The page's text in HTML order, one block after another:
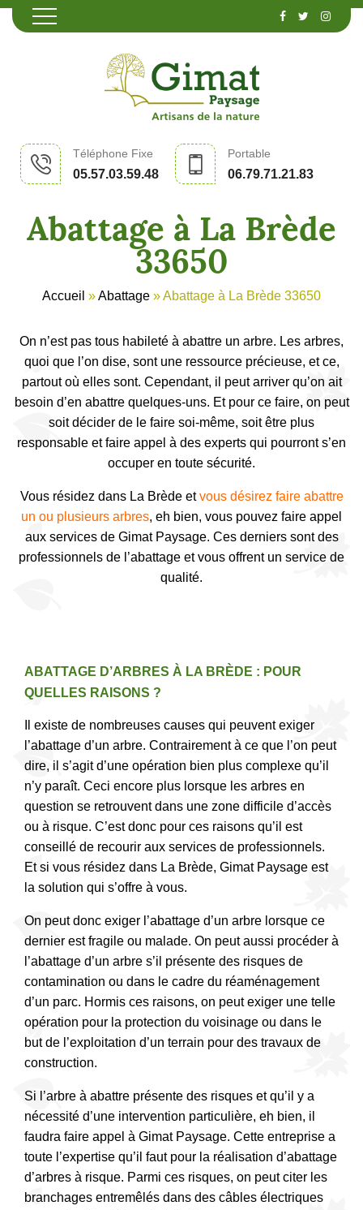
Téléphone Fixe
05.57.03.59.48
Portable
06.79.71.21.83
Abattage à La Brède
33650
Accueil »Abattage »Abattage à La Brède 33650
On n’est pas tous habileté à abattre un arbre. Les arbres,
quoi que l’on dise, sont une ressource précieuse, et ce,
partout où elles sont. Cependant, il peut arriver qu’on ait
besoin d’en abattre quelques-uns. Et pour ce faire, on peut
soit décider de le faire soi-même, soit être plus
responsable et faire appel à des experts qui pourront s’en
occuper en toute sécurité.
Vous résidez dans La Brède etvous désirez faire abattre
un ou plusieurs arbres, eh bien, vous pouvez faire appel
aux services de Gimat Paysage. Ces derniers sont des
professionnels de l’abattage et vous offrent un service de
qualité.
ABATTAGE D’ARBRES À LA BRÈDE : POUR
QUELLES RAISONS ?
Il existe de nombreuses causes qui peuvent exiger
l’abattage d’un arbre. Contrairement à ce que l’on peut
dire, il s’agit d’une opération bien plus complexe qu’il
n’y paraît. Ceci encore plus lorsque les arbres en
question se retrouvent dans une zone difficile d’accès
ou à risque. C’est donc pour ces raisons qu’il est
conseillé de recourir aux services de professionnels.
Et si vous résidez dans La Brède, Gimat Paysage est
la solution qui s’offre à vous.
On peut donc exiger l’abattage d’un arbre lorsque ce
dernier est fragile ou malade. On peut aussi procéder à
l’abattage d’un arbre s’il présente des risques de
contamination ou dans le cadre du réaménagement
d’un parc. Hormis ces raisons, on peut exiger une telle
opération pour la protection du voisinage ou dans le
but de l’exploitation d’un terrain pour des travaux de
construction.
Si l’arbre à abattre présente des risques et qu’il y a
nécessité d’une intervention particulière, eh bien, il
faudra faire appel à Gimat Paysage. Cette entreprise a
toute l’expertise qu’il faut pour la réalisation d’abattage
d’arbres à risque. Parmi ces risques, on peut citer les
branchages entremêlés dans des câbles électriques